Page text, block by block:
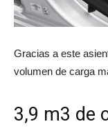
Gracias a este
volumen de carga
3,9 m3 de